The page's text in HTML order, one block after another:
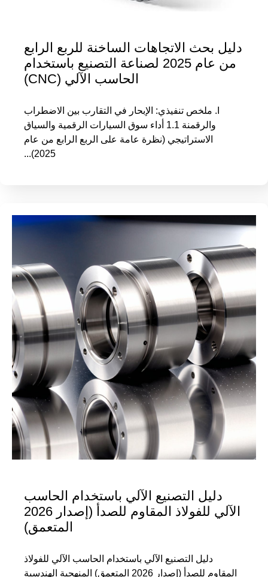
دليل بحث الاتجاهات الساخنة للربع الرابع
من عام 2025 لصناعة التصنيع باستخدام
الحاسب الآلي (CNC)
I. ملخص تنفيذي: الإبحار في التقارب بين الاضطراب
والرقمنة 1.1 أداء سوق السيارات الرقمية والسياق
الاستراتيجي (نظرة عامة على الربع الرابع من عام
2025)...
دليل التصنيع الآلي باستخدام الحاسب
الآلي للفولاذ المقاوم للصدأ (إصدار 2026
المتعمق)
دليل التصنيع الآلي باستخدام الحاسب الآلي للفولاذ
المقاوم للصدأ (إصدار 2026 المتعمق) المنهجية الهندسية